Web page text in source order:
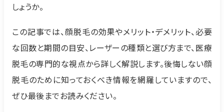
しょうか。
この記事では、顔脱毛の効果やメリット・デメリット、必要
な回数と期間の目安、レーザーの種類と選び方まで、医療
脱毛の専門的な視点から詳しく解説します。後悔しない顔
脱毛のために知っておくべき情報を網羅していますので、
ぜひ最後までお読みください。